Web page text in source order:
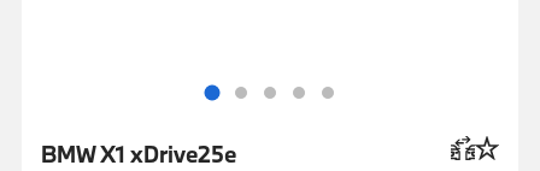
BMW X1 xDrive25e